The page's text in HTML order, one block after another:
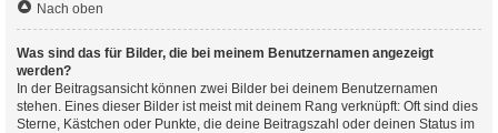
Nach oben
Was sind das für Bilder, die bei meinem Benutzernamen angezeigt
werden?
In der Beitragsansicht können zwei Bilder bei deinem Benutzernamen
stehen. Eines dieser Bilder ist meist mit deinem Rang verknüpft: Oft sind dies
Sterne, Kästchen oder Punkte, die deine Beitragszahl oder deinen Status im